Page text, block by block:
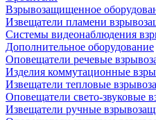
Взрывозащищенное
Извещатели пламени
Системы видеонаблюдения
Дополнительное оборудование
Оповещатели речевые
Изделия коммутационные
Извещатели тепловые
Оповещатели свето-звуковые
Извещатели ручные